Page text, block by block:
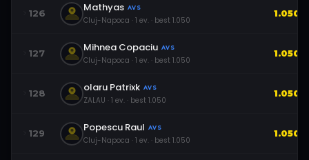
126 Mathyas AVS
Cluj-Napoca · 1 ev. · best 1.050
1.050
127 Mihnea Copaciu AVS
Cluj-Napoca · 1 ev. · best 1.050
1.050
128 olaru Patrixk AVS
ZALAU · 1 ev. · best 1.050
1.050
129 Popescu Raul AVS
Cluj-Napoca · 1 ev. · best 1.050
1.050